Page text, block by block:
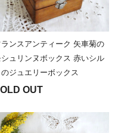
ランスアンティーク 矢車菊の
シュリンヌボックス 赤いシル
のジュエリーボックス
OUT